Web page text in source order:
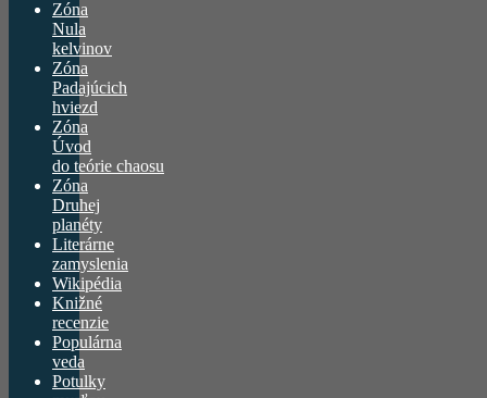
Zóna
Nula
kelvinov
Zóna
Padajúcich
hviezd
Zóna
Úvod
do teórie chaosu
Zóna
Druhej
planéty
Literárne
zamyslenia
Wikipédia
Knižné
recenzie
Populárna
veda
Potulky